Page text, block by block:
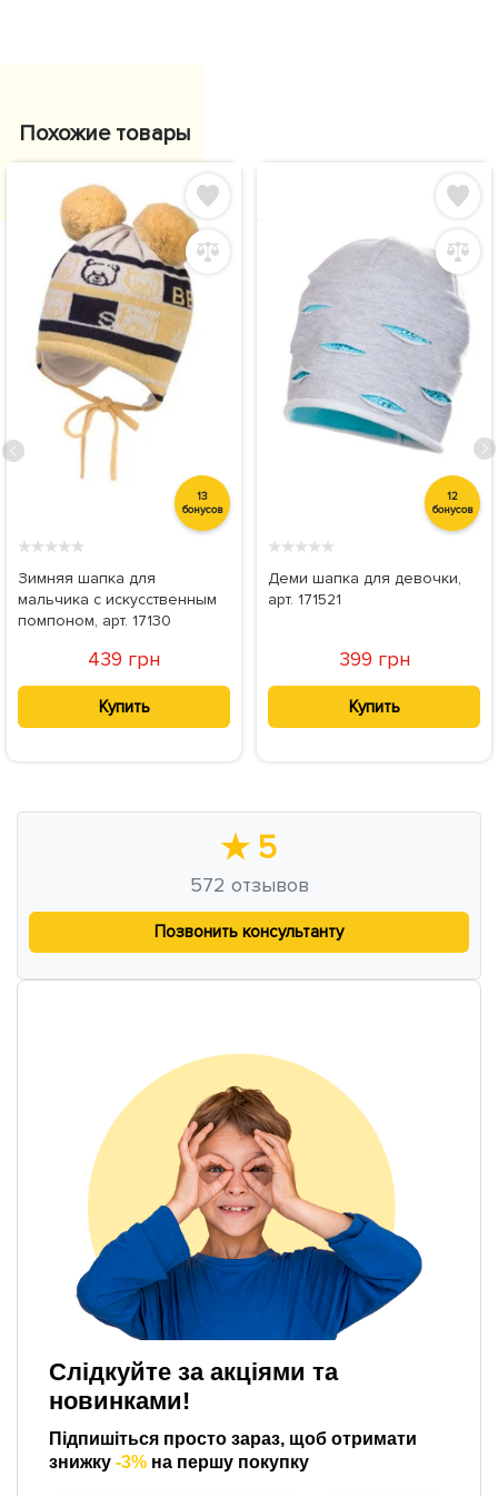
Похожие товары
13
бонусов
★★★★★
Зимняя шапка для
мальчика с искусственным
помпоном, арт. 17130
439 грн
Купить
12
бонусов
★★★★★
Деми шапка для девочки,
арт. 171521
399 грн
Купить
★ 5
572 отзывов
Позвонить консультанту
Слідкуйте за акціями та
новинками!
Підпишіться просто зараз, щоб отримати
знижку -3% на першу покупку